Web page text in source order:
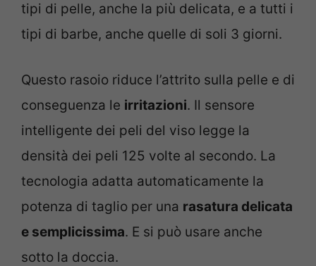
tipi di pelle, anche la più delicata, e a tutti i
tipi di barbe, anche quelle di soli 3 giorni.
Questo rasoio riduce l’attrito sulla pelle e di
conseguenza le irritazioni. Il sensore
intelligente dei peli del viso legge la
densità dei peli 125 volte al secondo. La
tecnologia adatta automaticamente la
potenza di taglio per una rasatura delicata
e semplicissima. E si può usare anche
sotto la doccia.